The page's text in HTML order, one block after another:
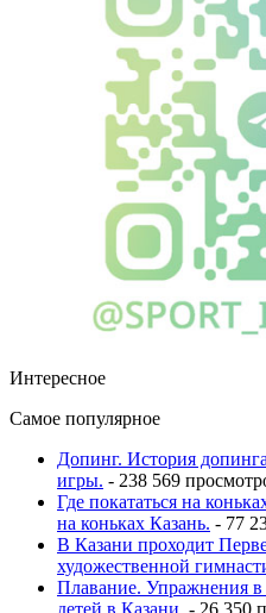
Интересное
Самое популярное
Допинг. История
игры. - 238 569
Где покататься на
на коньках Казань. - 77
В Казани проходит
художественной
Плавание. Упражнения в
детей в Казани. - 26 350